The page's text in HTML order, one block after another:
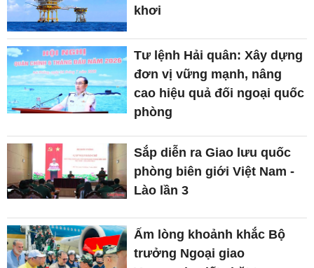
khơi
Tư lệnh Hải quân: Xây dựng
đơn vị vững mạnh, nâng
cao hiệu quả đối ngoại quốc
phòng
Sắp diễn ra Giao lưu quốc
phòng biên giới Việt Nam -
Lào lần 3
Ấm lòng khoảnh khắc Bộ
trưởng Ngoại giao